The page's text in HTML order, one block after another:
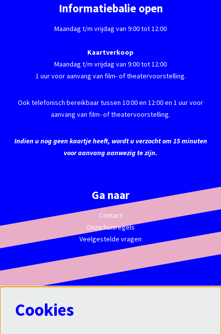
Informatiebalie open
Maandag t/m vrijdag van 9:00 tot 12:00
Kaartverkoop
Maandag t/m vrijdag van 9:00 tot 12:00
1 uur voor aanvang van film- of theatervoorstelling.
Ook telefonisch bereikbaar tussen 10:00 en 12:00 en 1 uur voor
aanvang van film- of theatervoorstelling.
Indien u nog geen kaartje heeft, wordt u verzocht om 15 minuten
voor aanvang aanwezig te zijn.
Ga naar
Contact
Onze huisregels
Veelgestelde vragen
Cookies